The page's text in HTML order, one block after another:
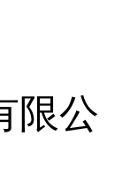
限公